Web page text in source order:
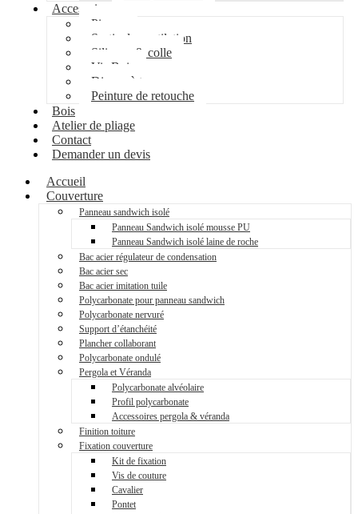
Accessoires
Pipeco
Sortie de ventilation
Silicone & colle
Vis Bois
Disque à tronçonner
Peinture de retouche
Bois
Atelier de pliage
Contact
Demander un devis
Accueil
Couverture
Panneau sandwich isolé
Panneau Sandwich isolé mousse PU
Panneau Sandwich isolé laine de roche
Bac acier régulateur de condensation
Bac acier sec
Bac acier imitation tuile
Polycarbonate pour panneau sandwich
Polycarbonate nervuré
Support d’étanchéité
Plancher collaborant
Polycarbonate ondulé
Pergola et Véranda
Polycarbonate alvéolaire
Profil polycarbonate
Accessoires pergola & véranda
Finition toiture
Fixation couverture
Kit de fixation
Vis de couture
Cavalier
Pontet